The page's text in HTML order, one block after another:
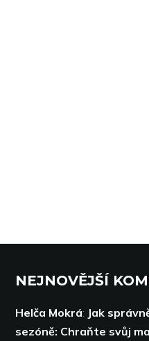
NEJNOVĚJŠÍ
Helča Mokrá: Jak
sezóně: Chraňte svůj